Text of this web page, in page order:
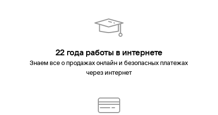
22 года работы в интернете
Знаем все о продажах онлайн и безопасных платежах
через интернет